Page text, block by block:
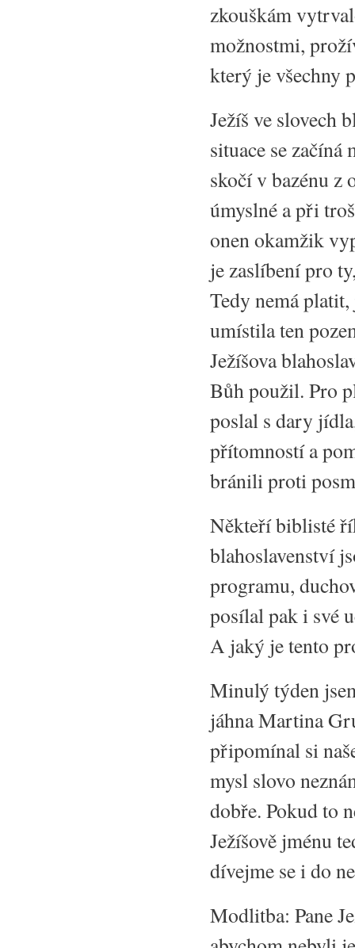
zkouškám
možnostmi,
který je všechny
Ježíš ve slovech
situace se začíná
skočí v bazénu z
úmyslné a při
onen okamžik
je zaslíbení pro
Tedy nemá
umístila ten
Ježíšova
Bůh použil. Pro
poslal s dary
přítomností a
bránili proti
Někteří biblisté
blahoslavenství
programu,
posílal pak i své
A jaký je tento
Minulý týden
jáhna Martina
připomínal si
mysl slovo
dobře. Pokud to
Ježíšově jménu
dívejme se i do
Modlitba: Pane